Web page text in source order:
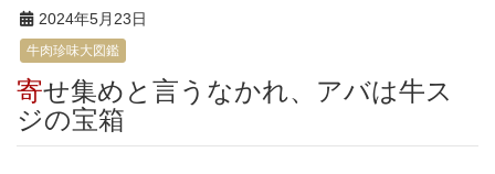
2024年5月23日
牛肉珍味大図鑑
寄せ集めと言うなかれ、アバは牛ス
ジの宝箱